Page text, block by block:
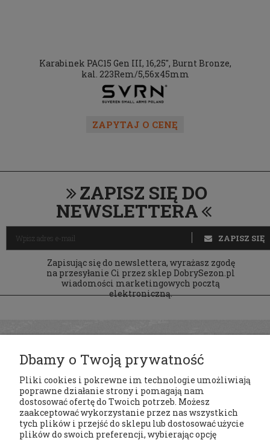
Karabinek PAC15 Gen III, 16,25", Burnt Bronze,
kal. 223Rem/5,56x45mm
ZAPYTAJ O CENĘ
ZAPISZ SIĘ DO
NEWSLETTERA
Zapisując się do newslettera, wyrażasz zgodę
na przesyłanie Ci przez sklep DobrySezon.pl
wiadomości marketingowych pocztą
elektroniczną.
ZAPISZ SIĘ
Regulaminy
Dbamy o Twoją prywatność
Pliki cookies i pokrewne im technologie umożliwiają
poprawne działanie strony i pomagają nam
dostosować ofertę do Twoich potrzeb. Możesz
zaakceptować wykorzystanie przez nas wszystkich
tych plików i przejść do sklepu lub dostosować użycie
plików do swoich preferencji, wybierając opcję